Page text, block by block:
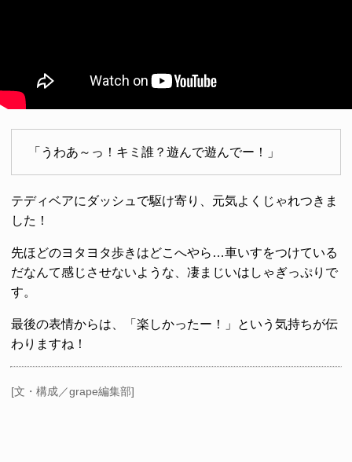
「うわあ～っ！キミ誰？遊んで遊んでー！」
テディベアにダッシュで駆け寄り、元気よくじゃれつきま
した！
先ほどのヨタヨタ歩きはどこへやら…車いすをつけている
だなんて感じさせないような、凄まじいはしゃぎっぷりで
す。
最後の表情からは、「楽しかったー！」という気持ちが伝
わりますね！
[文・構成／grape編集部]